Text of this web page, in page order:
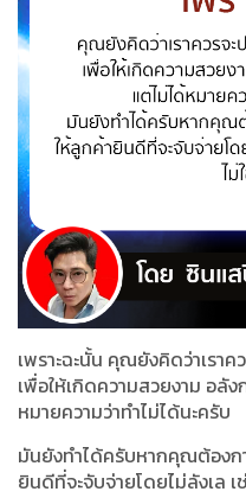
เพราะฉะนั้น คุณยังคิดว่าเรา
เพื่อให้เกิดความสวยงาม อลั
หมายความว่าทำไม่ได้นะครับ
มันยังทำได้ครับหากคุณต้องก
ยินดีที่จะจับจ่ายโดยไม่ลังเล